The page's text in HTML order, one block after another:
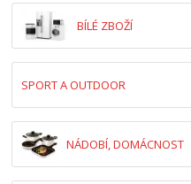
BÍLÉ ZBOŽÍ
SPORT A OUTDOOR
NÁDOBÍ, DOMÁCNOST